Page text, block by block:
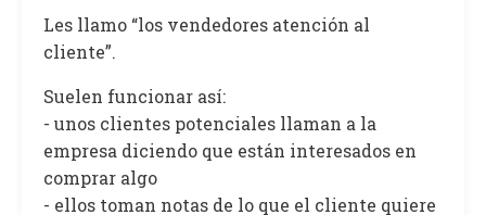
Les llamo “los vendedores atención al
cliente”.
Suelen funcionar así:
- unos clientes potenciales llaman a la
empresa diciendo que están interesados en
comprar algo
- ellos toman notas de lo que el cliente quiere